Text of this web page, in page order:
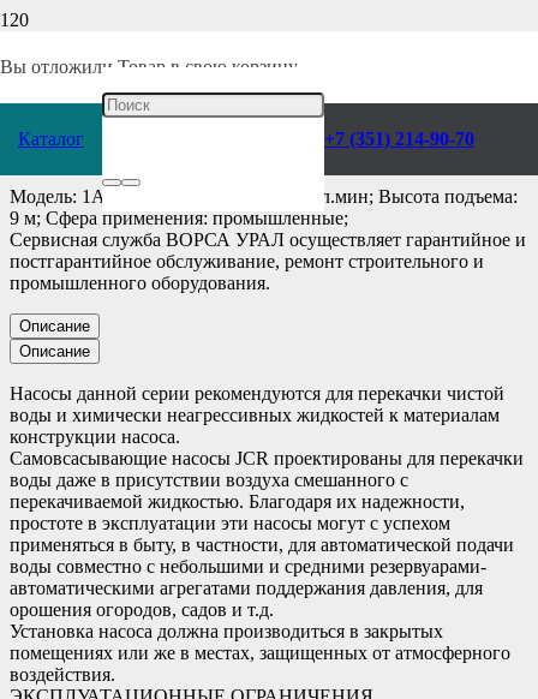
Вы отложили Товар в свою корзину.
Каталог +7 (351) 214-90-70
Самовсасывающие/
Насос Pedrollo Jcrm 1A
Модель: 1A; Производительность: 60 л.мин; Высота подъема:
9 м; Сфера применения: промышленные;
Сервисная служба ВОРСА УРАЛ осуществляет гарантийное и
постгарантийное обслуживание, ремонт строительного и
промышленного оборудования.
Описание
Описание
Насосы данной серии рекомендуются для перекачки чистой
воды и химически неагрессивных жидкостей к материалам
конструкции насоса.
Самовсасывающие насосы JCR проектированы для перекачки
воды даже в присутствии воздуха смешанного с
перекачиваемой жидкостью. Благодаря их надежности,
простоте в эксплуатации эти насосы могут с успехом
применяться в быту, в частности, для автоматической подачи
воды совместно с небольшими и средними резервуарами-
автоматическими агрегатами поддержания давления, для
орошения огородов, садов и т.д.
Установка насоса должна производиться в закрытых
помещениях или же в местах, защищенных от атмосферного
воздействия.